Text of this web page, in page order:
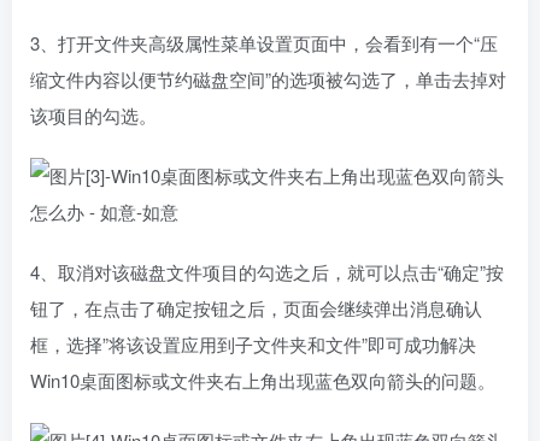
3、打开文件夹高级属性菜单设置页面中，会看到有一个“压
缩文件内容以便节约磁盘空间”的选项被勾选了，单击去掉对
该项目的勾选。
4、取消对该磁盘文件项目的勾选之后，就可以点击“确定”按
钮了，在点击了确定按钮之后，页面会继续弹出消息确认
框，选择”将该设置应用到子文件夹和文件”即可成功解决
Win10桌面图标或文件夹右上角出现蓝色双向箭头的问题。